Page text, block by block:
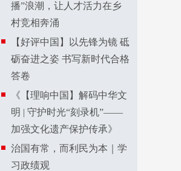
播”浪潮，让人才活力在乡
村竞相奔涌
【好评中国】以先锋为镜 砥
砺奋进之姿 书写新时代合格
答卷
《【理响中国】解码中华文
明 | 守护时光“刻录机”——
加强文化遗产保护传承》
治国有常，而利民为本｜学
习政绩观